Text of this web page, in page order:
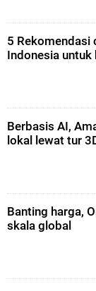
5 Rekomendasi
Indonesia untuk
Berbasis AI,
lokal lewat tur
Banting harga,
skala global